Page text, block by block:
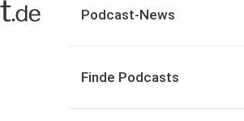
Podcast-News
Finde Podcasts